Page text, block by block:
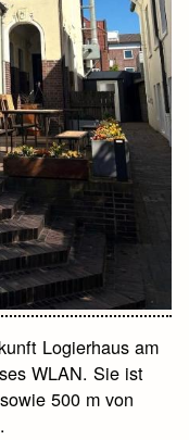
Logierhaus am
WLAN. Sie ist
500 m von